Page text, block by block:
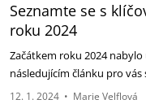
Seznamte se s
roku 2024
Začátkem roku 2024
následujícím článku pro
12. 1. 2024 • Marie Velflová